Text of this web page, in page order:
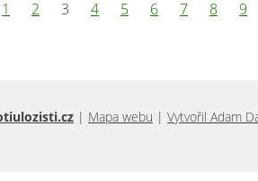
1 2 3 4 5 6 7 8 9
| Mapa webu | Vytvořil Adam